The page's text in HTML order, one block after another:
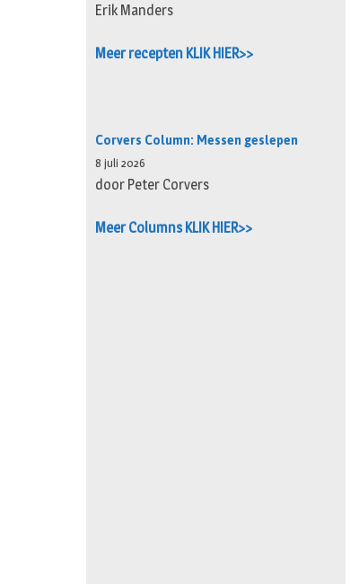
Erik Manders
Meer recepten KLIK HIER>>
Corvers Column: Messen geslepen
8 juli 2026
door Peter Corvers
Meer Columns KLIK HIER>>